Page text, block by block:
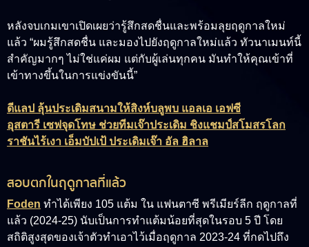
หลังจบเกมเขาเปิดเผยว่ารู้สึกสดชื่นและพร้อมลุยฤดูกาลใหม่
แล้ว “ผมรู้สึกสดชื่น และมองไปยังฤดูกาลใหม่แล้ว ทัวนาเมนท์นี้
สำคัญมากๆ ไม่ใช่แค่ผม แต่กับผู้เล่นทุกคน มันทำให้คุณเข้าที่
เข้าทางขึ้นในการแข่งขันนี้”
ดีแลป ลุ้นประเดิมสนามให้สิงห์บลูพบ แอลเอ เอฟซี
อุสตารี เซฟจุดโทษ ช่วยทีมเจ๊าประเดิม ชิงแชมป์สโมสรโลก
ราชันไร้เงา เอ็มบัปเป้ ประเดิมเจ๊า อัล ฮิลาล
สอบตกในฤดูกาลที่แล้ว
Foden ทำได้เพียง 105 แต้ม ใน แฟนตาซี พรีเมียร์ลีก ฤดูกาลที่
แล้ว (2024-25) นับเป็นการทำแต้มน้อยที่สุดในรอบ 5 ปี โดย
สถิติสูงสุดของเจ้าตัวทำเอาไว้เมื่อฤดูกาล 2023-24 ที่กดไปถึง